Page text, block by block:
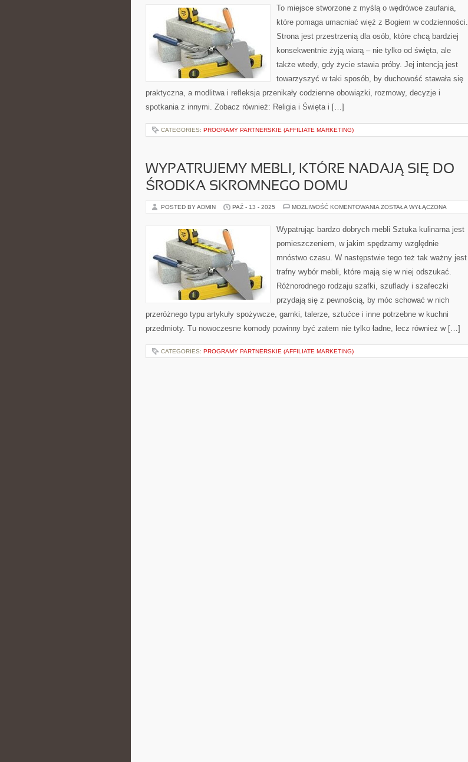
To miejsce stworzone z myślą o wędrówce zaufania,
które pomaga umacniać więź z Bogiem w codzienności.
Strona jest przestrzenią dla osób, które chcą bardziej
konsekwentnie żyją wiarą – nie tylko od święta, ale
także wtedy, gdy życie stawia próby. Jej intencją jest
towarzyszyć w taki sposób, by duchowość stawała się
praktyczna, a modlitwa i refleksja przenikały codzienne obowiązki, rozmowy, decyzje i
spotkania z innymi. Zobacz również: Religia i Święta i […]
CATEGORIES: PROGRAMY PARTNERSKIE (AFFILIATE MARKETING)
WYPATRUJEMY MEBLI, KTÓRE NADAJĄ SIĘ DO
ŚRODKA SKROMNEGO DOMU
POSTED BY ADMIN PAŹ - 13 - 2025 MOŻLIWOŚĆ KOMENTOWANIA WYPATRUJEMY
NADAJĄ
SIĘ
ŚRODKA
DOMU
ZOSTAŁA WYŁĄCZONA
Wypatrując bardzo dobrych mebli Sztuka kulinarna jest
pomieszczeniem, w jakim spędzamy względnie
mnóstwo czasu. W następstwie tego też tak ważny jest
trafny wybór mebli, które mają się w niej odszukać.
Różnorodnego rodzaju szafki, szuflady i szafeczki
przydają się z pewnością, by móc schować w nich
przeróżnego typu artykuły spożywcze, garnki, talerze, sztućce i inne potrzebne w kuchni
przedmioty. Tu nowoczesne komody powinny być zatem nie tylko ładne, lecz również w […]
CATEGORIES: PROGRAMY PARTNERSKIE (AFFILIATE MARKETING)